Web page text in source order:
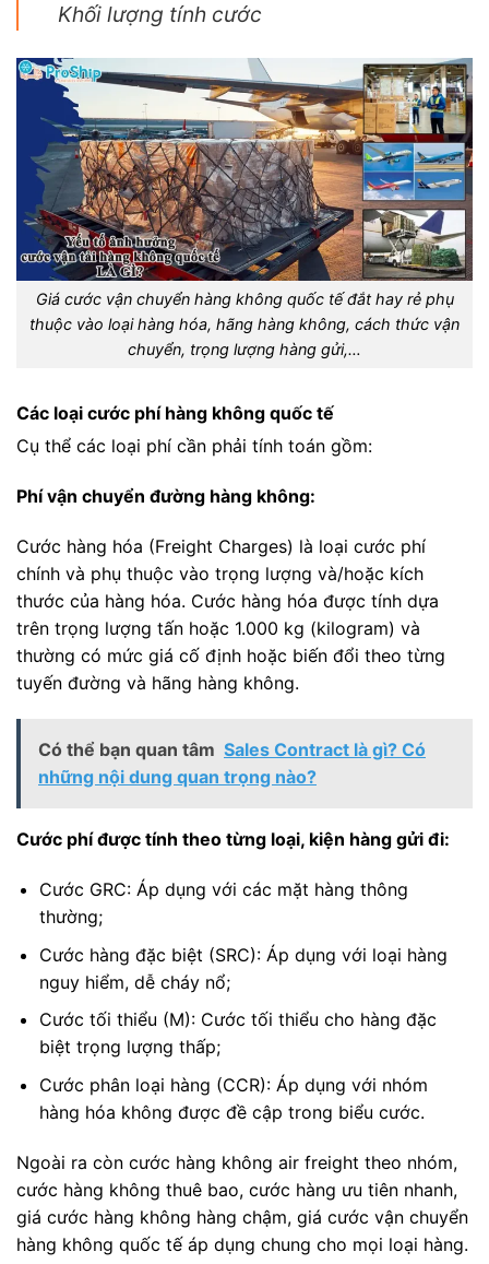
Khối lượng tính cước
Giá cước vận chuyển hàng không quốc tế đắt hay rẻ phụ
thuộc vào loại hàng hóa, hãng hàng không, cách thức vận
chuyển, trọng lượng hàng gửi,…
Các loại cước phí hàng không quốc tế
Cụ thể các loại phí cần phải tính toán gồm:
Phí vận chuyển đường hàng không:
Cước hàng hóa (Freight Charges) là loại cước phí
chính và phụ thuộc vào trọng lượng và/hoặc kích
thước của hàng hóa. Cước hàng hóa được tính dựa
trên trọng lượng tấn hoặc 1.000 kg (kilogram) và
thường có mức giá cố định hoặc biến đổi theo từng
tuyến đường và hãng hàng không.
Có thể bạn quan tâm Sales Contract là gì? Có
những nội dung quan trọng nào?
Cước phí được tính theo từng loại, kiện hàng gửi đi:
Cước GRC: Áp dụng với các mặt hàng thông
thường;
Cước hàng đặc biệt (SRC): Áp dụng với loại hàng
nguy hiểm, dễ cháy nổ;
Cước tối thiểu (M): Cước tối thiểu cho hàng đặc
biệt trọng lượng thấp;
Cước phân loại hàng (CCR): Áp dụng với nhóm
hàng hóa không được đề cập trong biểu cước.
Ngoài ra còn cước hàng không air freight theo nhóm,
cước hàng không thuê bao, cước hàng ưu tiên nhanh,
giá cước hàng không hàng chậm, giá cước vận chuyển
hàng không quốc tế áp dụng chung cho mọi loại hàng.